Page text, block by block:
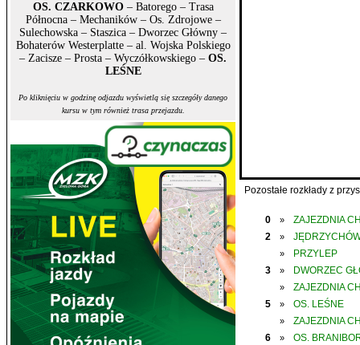
OS. CZARKOWO– Batorego – Trasa
Północna – Mechaników – Os. Zdrojowe –
Sulechowska – Staszica – Dworzec Główny –
Bohaterów Westerplatte – al. Wojska Polskiego
– Zacisze – Prosta – Wyczółkowskiego – OS.
LEŚNE
Po kliknięciu w godzinę odjazdu wyświetlą się szczegóły danego
kursu w tym również trasa przejazdu.
Pozostałe rozkłady z
0 »
ZAJEZDNIA
2
»
»
PRZYLEP
3
» DWORZEC
»
ZAJEZDNIA
5
» OS. LEŚNE
»
ZAJEZDNIA
6
» OS.